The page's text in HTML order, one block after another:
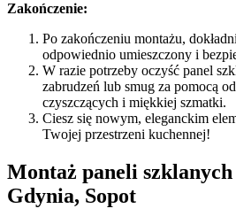
Zakończenie:
Po zakończeniu montażu,
odpowiednio umieszczony i
W razie potrzeby oczyść panel
zabrudzeń lub smug za pomocą
czyszczących i miękkiej szmatki.
Ciesz się nowym, eleganckim
Twojej przestrzeni kuchennej!
Montaż paneli szklanych
Gdynia, Sopot